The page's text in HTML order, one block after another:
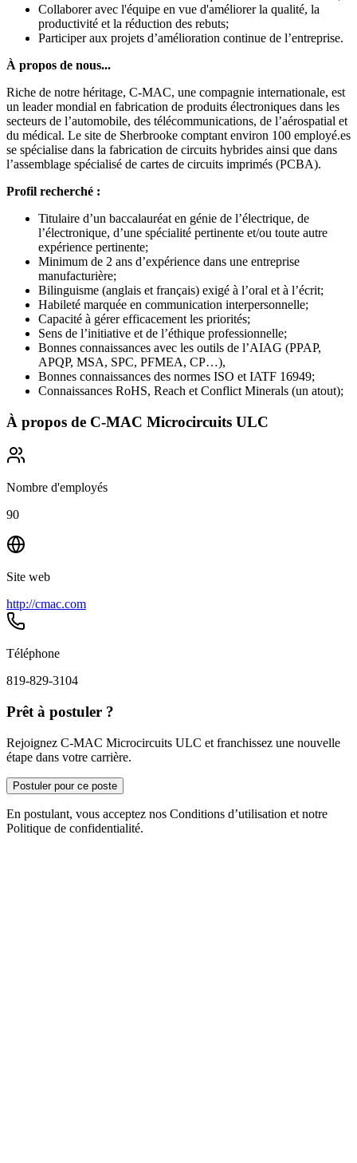
Collaborer avec l'équipe en vue d'améliorer la qualité, la
productivité et la réduction des rebuts;
Participer aux projets d’amélioration continue de l’entreprise.
À propos de nous...
Riche de notre héritage, C-MAC, une compagnie internationale, est
un leader mondial en fabrication de produits électroniques dans les
secteurs de l’automobile, des télécommunications, de l’aérospatial et
du médical. Le site de Sherbrooke comptant environ 100 employé.es
se spécialise dans la fabrication de circuits hybrides ainsi que dans
l’assemblage spécialisé de cartes de circuits imprimés (PCBA).
Profil recherché :
Titulaire d’un baccalauréat en génie de l’électrique, de
l’électronique, d’une spécialité pertinente et/ou toute autre
expérience pertinente;
Minimum de 2 ans d’expérience dans une entreprise
manufacturière;
Bilinguisme (anglais et français) exigé à l’oral et à l’écrit;
Habileté marquée en communication interpersonnelle;
Capacité à gérer efficacement les priorités;
Sens de l’initiative et de l’éthique professionnelle;
Bonnes connaissances avec les outils de l’AIAG (PPAP,
APQP, MSA, SPC, PFMEA, CP…),
Bonnes connaissances des normes ISO et IATF 16949;
Connaissances RoHS, Reach et Conflict Minerals (un atout);
À propos de C-MAC Microcircuits ULC
Nombre d'employés
90
Site web
http://cmac.com
Téléphone
819-829-3104
Prêt à postuler ?
Rejoignez C-MAC Microcircuits ULC et franchissez une nouvelle
étape dans votre carrière.
Postuler pour ce poste
En postulant, vous acceptez nos Conditions d’utilisation et notre
Politique de confidentialité.